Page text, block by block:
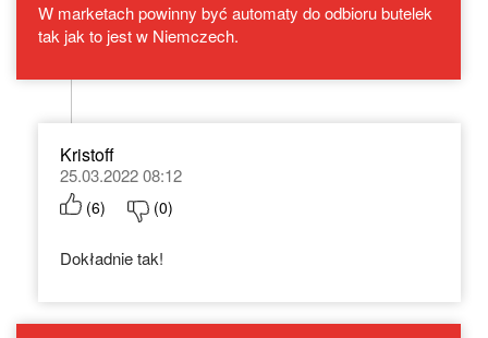
W marketach powinny być automaty do odbioru butelek
tak jak to jest w Niemczech.
Kristoff
25.03.2022 08:12
(6) (0)
Dokładnie tak!